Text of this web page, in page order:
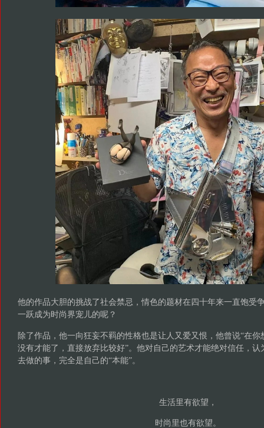
他的作品大胆的挑战了社会禁忌，情色的题材在四十年来一直饱受
一跃成为时尚界宠儿的呢？
除了作品，他一向狂妄不羁的性格也是让人又爱又恨，他曾说“在
没有才能了，直接放弃比较好”。他对自己的艺术才能绝对信任，
去做的事，完全是自己的“本能”。
生活里有欲望，
时尚里也有欲望。